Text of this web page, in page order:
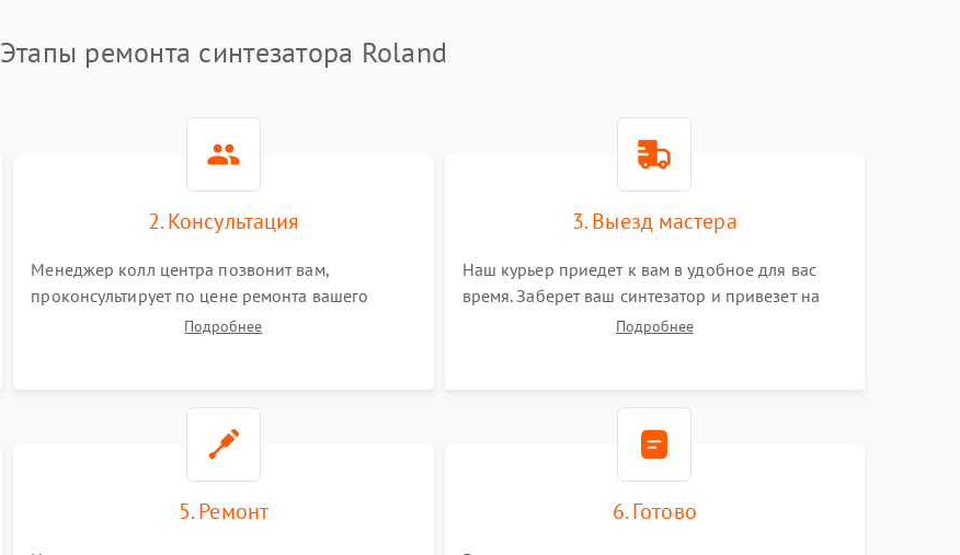
Этапы ремонта синтезатора Roland
2. Консультация
Менеджер колл центра позвонит вам,
проконсультирует по цене ремонта вашего
синтезатора а также ответит на все ваши
Подробнее
3. Выезд мастера
Наш курьер приедет к вам в удобное для вас
время. Заберет ваш синтезатор и привезет на
склад для диагностики.Подробнее
5. Ремонт 6. Готово